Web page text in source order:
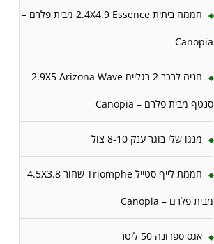
חממה ביתית 2.4X4.9 Essence מבית פלרם –
Canopia
חניה לרכב 2 רגליים 2.9X5 Arizona Wave
סנטף מבית פלרם – Canopia
מנגו שלי בוגר ענק 8-10 צול
חממת לייף סטייל Triomphe שחור 4.5X3.8
מבית פלרם – Canopia
אגס ספדונה 50 ליטר